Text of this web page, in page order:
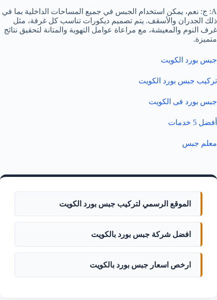
A: ج: نعم، يمكن استخدام الجبس في جميع المساحات الداخلية بما في
ذلك الجدران والأسقف. يتم تصميم ديكورات تناسب كل غرفة، مثل
غرف النوم والمعيشة، مع مراعاة عوامل التهوية والمتانة لتحقيق نتائج
متميزة.
جبس بورد الكويت
تركيب جبس بورد الكويت
جبس بورد فى الكويت
أفضل 5 خدمات
معلم جبس
الموقع الرسمي لتركيب جبس بورد الكويت
افضل شركة جبس بورد بالكويت
ارخص اسعار جبس بورد بالكويت